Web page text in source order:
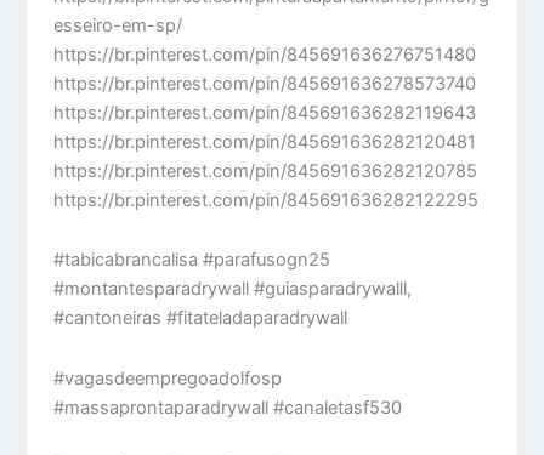
esseiro-em-sp/
https://br.pinterest.com/pin/845691636276751480
https://br.pinterest.com/pin/845691636278573740
https://br.pinterest.com/pin/845691636282119643
https://br.pinterest.com/pin/845691636282120481
https://br.pinterest.com/pin/845691636282120785
https://br.pinterest.com/pin/845691636282122295
#tabicabrancalisa #parafusogn25
#montantesparadrywall #guiasparadrywalll,
#cantoneiras #fitateladaparadrywall
#vagasdeempregoadolfosp
#massaprontaparadrywall #canaletasf530